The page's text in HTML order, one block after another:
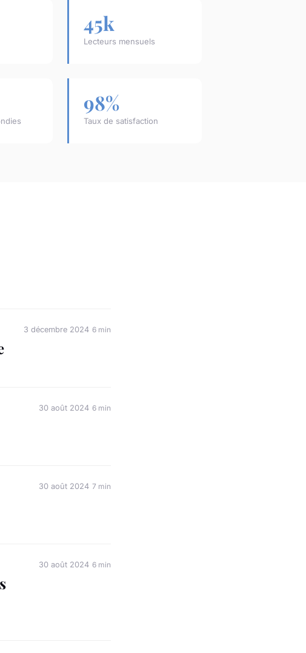
45k
Lecteurs mensuels
98%
Taux de satisfaction
3 décembre 2024 6 min
30 août 2024 6 min
30 août 2024 7 min
30 août 2024 6 min